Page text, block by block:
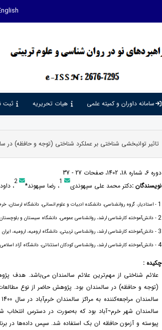
سامانه داوران و کمیته علمی هیات تحریریه ثبت
تاثیر توانبخشی شناختی بر عملکرد شناختی (توجه و حافظه) در
دوره 6، شماره 18، 1402، صفحات 27 - 37
نویسندگان :دکتر محمد علی سپهوندی 1، رضا سپهوند* 2،
1 - استادیار، گروه روانشناسی، دانشکده ادبیات و علوم انسانی، دانشگاه لرستان،
2 - دانش‌آموخته کارشناسی ارشد، روانشناسی عمومی، دانشگاه سیستان و
3 - دانش‌آموخته کارشناسی ارشد، روانشناسی تربیتی، دانشگاه ارومیه، ارومیه، ایران
4 - دانش‌آموخته کارشناسی ارشد، روانشناسی کودکان استثنائی، دانشگاه آزاد
چکیده :
علائم شناختی از مهم‌ترین علائم سالمندان می‌باشد. هدف
(توجه و حافظه) در سالمندان بود. پژوهش حاضر از نوع
سالمندان شهر خرم¬آباد بود که به‌صورت در دسترس انتخاب